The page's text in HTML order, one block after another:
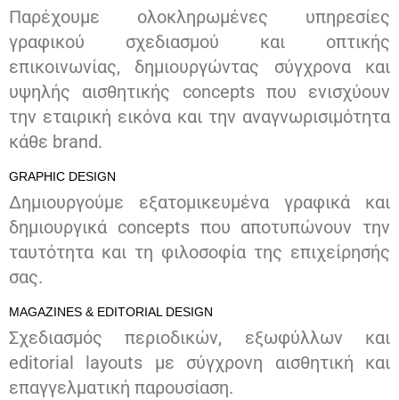
Παρέχουμε ολοκληρωμένες υπηρεσίες
γραφικού σχεδιασμού και οπτικής
επικοινωνίας, δημιουργώντας σύγχρονα και
υψηλής αισθητικής concepts που ενισχύουν
την εταιρική εικόνα και την αναγνωρισιμότητα
κάθε brand.
GRAPHIC DESIGN
Δημιουργούμε εξατομικευμένα γραφικά και
δημιουργικά concepts που αποτυπώνουν την
ταυτότητα και τη φιλοσοφία της επιχείρησής
σας.
MAGAZINES & EDITORIAL DESIGN
Σχεδιασμός περιοδικών, εξωφύλλων και
editorial layouts με σύγχρονη αισθητική και
επαγγελματική παρουσίαση.